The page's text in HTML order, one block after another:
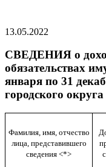
13.05.2022
СВЕДЕНИЯ о
обязательствах
января по 31
городского
Фамилия, имя, отчество
лица, представившего
сведения <*>